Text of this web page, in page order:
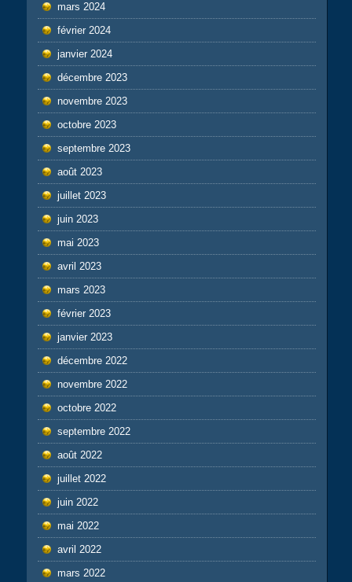
mars 2024
février 2024
janvier 2024
décembre 2023
novembre 2023
octobre 2023
septembre 2023
août 2023
juillet 2023
juin 2023
mai 2023
avril 2023
mars 2023
février 2023
janvier 2023
décembre 2022
novembre 2022
octobre 2022
septembre 2022
août 2022
juillet 2022
juin 2022
mai 2022
avril 2022
mars 2022